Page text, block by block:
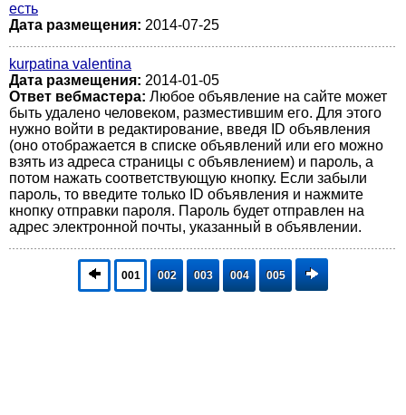
есть
Дата размещения: 2014-07-25
kurpatina valentina
Дата размещения: 2014-01-05
Ответ вебмастера: Любое объявление на сайте может
быть удалено человеком, разместившим его. Для этого
нужно войти в редактирование, введя ID объявления
(оно отображается в списке объявлений или его можно
взять из адреса страницы с объявлением) и пароль, а
потом нажать соответствующую кнопку. Если забыли
пароль, то введите только ID объявления и нажмите
кнопку отправки пароля. Пароль будет отправлен на
адрес электронной почты, указанный в объявлении.
001 002 003 004 005